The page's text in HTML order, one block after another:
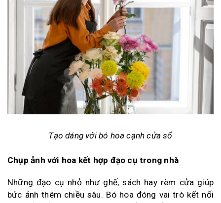
Tạo dáng với bó hoa cạnh cửa sổ
Chụp ảnh với hoa kết hợp đạo cụ trong nhà
Những đạo cụ nhỏ như ghế, sách hay rèm cửa giúp
bức ảnh thêm chiều sâu. Bó hoa đóng vai trò kết nối